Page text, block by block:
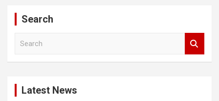
Search
Latest News